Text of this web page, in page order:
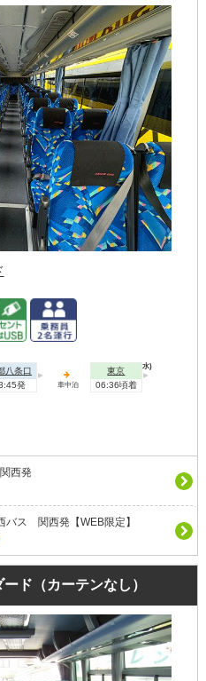
八条口
発
車中泊
2026年09月02日(水)
東京
06:36頃着
西発
ス 関西発【WEB限定】
ド（カーテンなし）